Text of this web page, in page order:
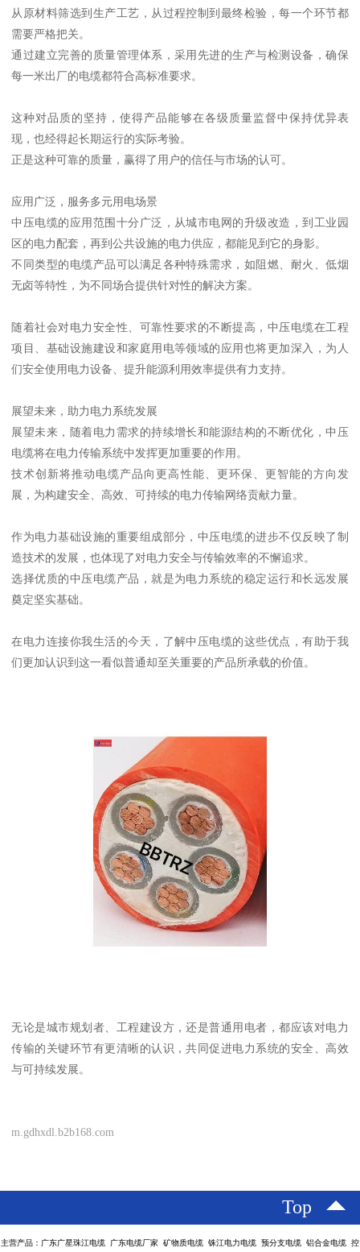
从原材料筛选到生产工艺，从过程控制到最终检验，每一个环节都
需要严格把关。
通过建立完善的质量管理体系，采用先进的生产与检测设备，确保
每一米出厂的电缆都符合高标准要求。
这种对品质的坚持，使得产品能够在各级质量监督中保持优异表
现，也经得起长期运行的实际考验。
正是这种可靠的质量，赢得了用户的信任与市场的认可。
应用广泛，服务多元用电场景
中压电缆的应用范围十分广泛，从城市电网的升级改造，到工业园
区的电力配套，再到公共设施的电力供应，都能见到它的身影。
不同类型的电缆产品可以满足各种特殊需求，如阻燃、耐火、低烟
无卤等特性，为不同场合提供针对性的解决方案。
随着社会对电力安全性、可靠性要求的不断提高，中压电缆在工程
项目、基础设施建设和家庭用电等领域的应用也将更加深入，为人
们安全使用电力设备、提升能源利用效率提供有力支持。
展望未来，助力电力系统发展
展望未来，随着电力需求的持续增长和能源结构的不断优化，中压
电缆将在电力传输系统中发挥更加重要的作用。
技术创新将推动电缆产品向更高性能、更环保、更智能的方向发
展，为构建安全、高效、可持续的电力传输网络贡献力量。
作为电力基础设施的重要组成部分，中压电缆的进步不仅反映了制
造技术的发展，也体现了对电力安全与传输效率的不懈追求。
选择优质的中压电缆产品，就是为电力系统的稳定运行和长远发展
奠定坚实基础。
在电力连接你我生活的今天，了解中压电缆的这些优点，有助于我
们更加认识到这一看似普通却至关重要的产品所承载的价值。
无论是城市规划者、工程建设方，还是普通用电者，都应该对电力
传输的关键环节有更清晰的认识，共同促进电力系统的安全、高效
与可持续发展。
m.gdhxdl.b2b168.com
Top
主营产品：广东广星珠江电缆 广东电缆厂家 矿物质电缆 铢江电力电缆 预分支电缆 铝合金电缆 控